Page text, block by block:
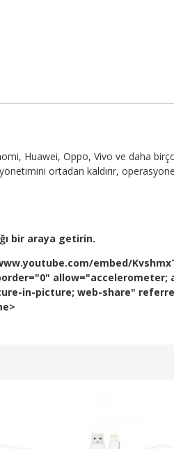
Huawei, Oppo, Vivo ve daha
ortadan kaldırır,
bir araya getirin.
embed/
allow="accelerometer;
in-picture; web-share"